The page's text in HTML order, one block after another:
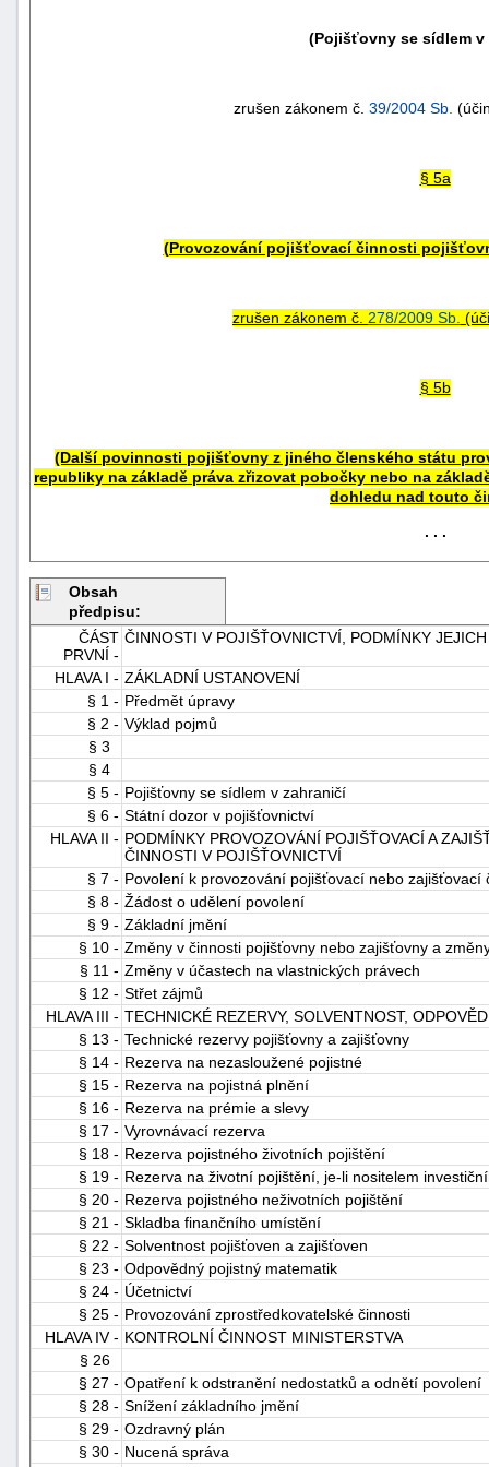
(Pojišťovny se sídlem v
zrušen zákonem č. 39/2004 Sb.
§ 5a
(Provozování pojišťovací činnosti
zrušen zákonem č. 278/2009 Sb.
§ 5b
(Další povinnosti pojišťovny z jiného členského státu
republiky na základě práva zřizovat pobočky nebo na
dohledu nad touto
. . .
Obsah
předpisu:
ČÁST
PRVNÍ -
ČINNOSTI V POJIŠŤOVNICTVÍ, PODMÍNKY
HLAVA I - ZÁKLADNÍ USTANOVENÍ
§ 1 - Předmět úpravy
§ 2 - Výklad pojmů
§ 3
§ 4
§ 5 - Pojišťovny se sídlem v zahraničí
§ 6 - Státní dozor v pojišťovnictví
HLAVA II - PODMÍNKY PROVOZOVÁNÍ POJIŠŤOVACÍ A
ČINNOSTI V POJIŠŤOVNICTVÍ
§ 7 - Povolení k provozování pojišťovací nebo zajišťovací
§ 8 - Žádost o udělení povolení
§ 9 - Základní jmění
§ 10 - Změny v činnosti pojišťovny nebo zajišťovny a
§ 11 - Změny v účastech na vlastnických právech
§ 12 - Střet zájmů
HLAVA III - TECHNICKÉ REZERVY, SOLVENTNOST,
§ 13 - Technické rezervy pojišťovny a zajišťovny
§ 14 - Rezerva na nezasloužené pojistné
§ 15 - Rezerva na pojistná plnění
§ 16 - Rezerva na prémie a slevy
§ 17 - Vyrovnávací rezerva
§ 18 - Rezerva pojistného životních pojištění
§ 19 - Rezerva na životní pojištění, je-li nositelem
§ 20 - Rezerva pojistného neživotních pojištění
§ 21 - Skladba finančního umístění
§ 22 - Solventnost pojišťoven a zajišťoven
§ 23 - Odpovědný pojistný matematik
§ 24 - Účetnictví
§ 25 - Provozování zprostředkovatelské činnosti
HLAVA IV - KONTROLNÍ ČINNOST MINISTERSTVA
§ 26
§ 27 - Opatření k odstranění nedostatků a odnětí povolení
§ 28 - Snížení základního jmění
§ 29 - Ozdravný plán
§ 30 - Nucená správa
škod"